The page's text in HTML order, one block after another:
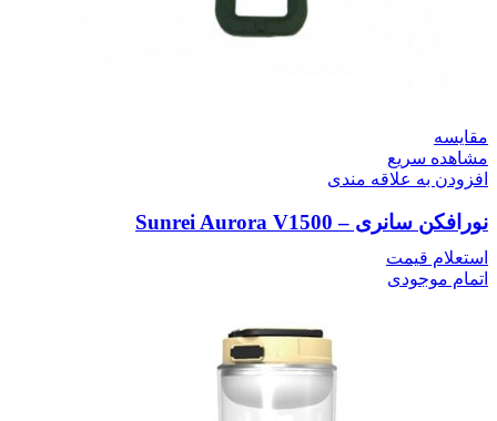
مقایسه
مشاهده سریع
افزودن به علاقه مندی
نورافکن سانری – Sunrei Aurora V1500
استعلام قیمت
اتمام موجودی